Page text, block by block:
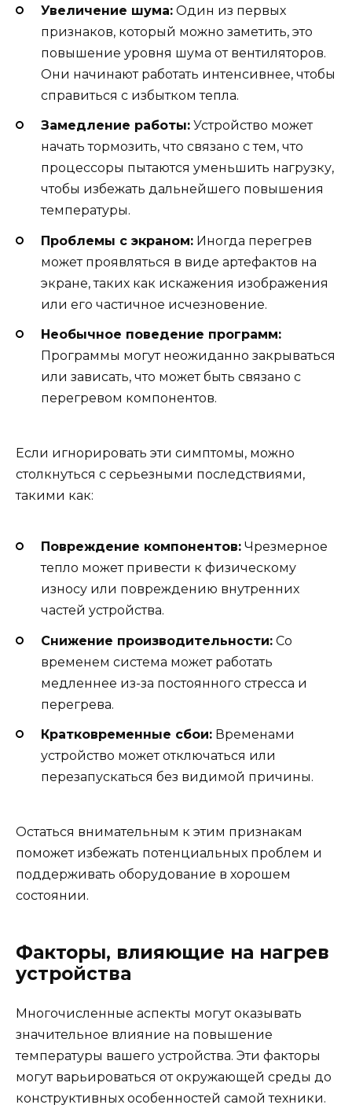
Увеличение шума: Один из первых
признаков, который можно заметить, это
повышение уровня шума от вентиляторов.
Они начинают работать интенсивнее, чтобы
справиться с избытком тепла.
Замедление работы: Устройство может
начать тормозить, что связано с тем, что
процессоры пытаются уменьшить нагрузку,
чтобы избежать дальнейшего повышения
температуры.
Проблемы с экраном: Иногда перегрев
может проявляться в виде артефактов на
экране, таких как искажения изображения
или его частичное исчезновение.
Необычное поведение программ:
Программы могут неожиданно закрываться
или зависать, что может быть связано с
перегревом компонентов.
Если игнорировать эти симптомы, можно
столкнуться с серьезными последствиями,
такими как:
Повреждение компонентов: Чрезмерное
тепло может привести к физическому
износу или повреждению внутренних
частей устройства.
Снижение производительности: Со
временем система может работать
медленнее из-за постоянного стресса и
перегрева.
Кратковременные сбои: Временами
устройство может отключаться или
перезапускаться без видимой причины.
Остаться внимательным к этим признакам
поможет избежать потенциальных проблем и
поддерживать оборудование в хорошем
состоянии.
Факторы, влияющие на нагрев
устройства
Многочисленные аспекты могут оказывать
значительное влияние на повышение
температуры вашего устройства. Эти факторы
могут варьироваться от окружающей среды до
конструктивных особенностей самой техники.